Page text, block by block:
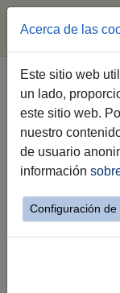
Saltar al contenido
Jerez
Instituto
países de
próxi-mo
La alcaldesa
Acerca de las
Este sitio web
un lado,
este sitio web.
nuestro
de usuario
información
Configuración de